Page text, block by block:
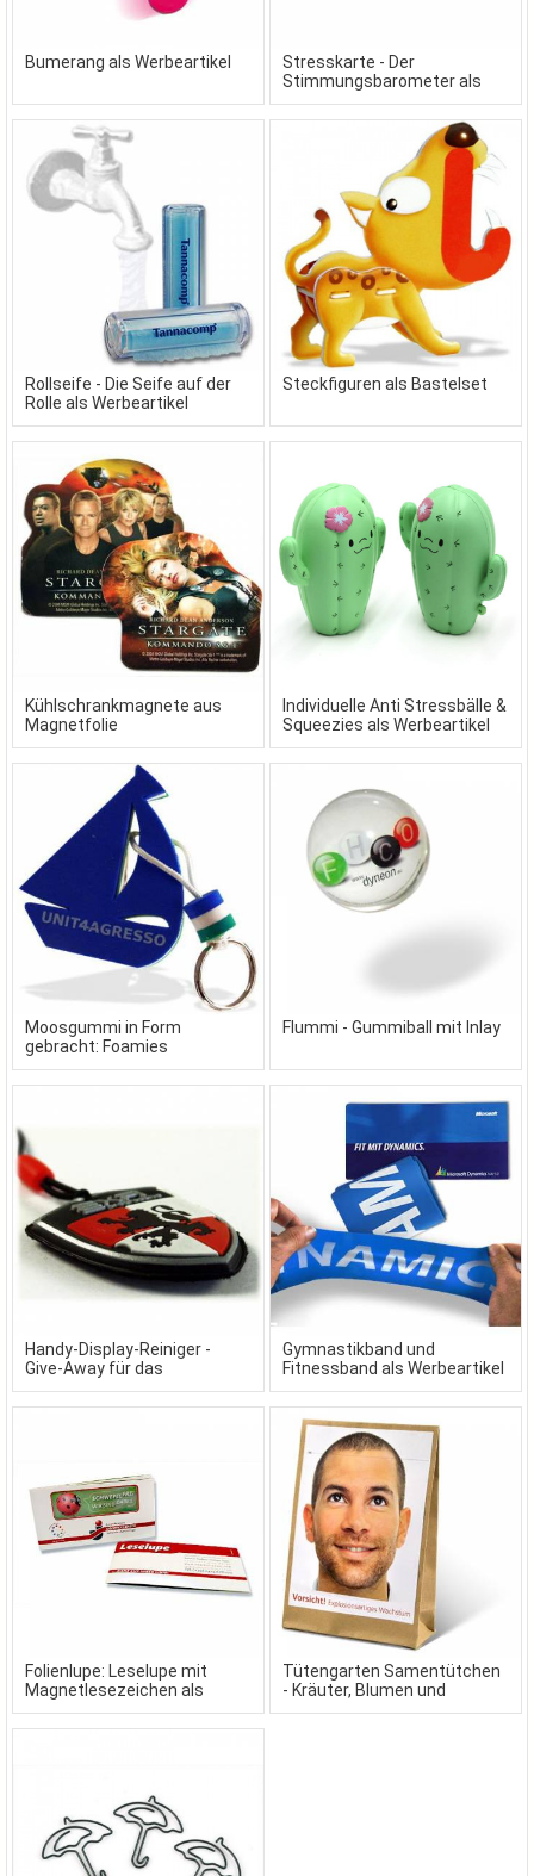
Bumerang als Werbeartikel
Stresskarte - Der
Stimmungsbarometer als
Werbeartikel
Rollseife - Die Seife auf der
Rolle als Werbeartikel
Steckfiguren als Bastelset
Kühlschrankmagnete aus
Magnetfolie
Individuelle Anti Stressbälle &
Squeezies als Werbeartikel
Moosgummi in Form
gebracht: Foamies
Flummi - Gummiball mit Inlay
Handy-Display-Reiniger -
Give-Away für das
Mobiltelefon
Gymnastikband und
Fitnessband als Werbeartikel
Folienlupe: Leselupe mit
Magnetlesezeichen als
Werbeartikel
Tütengarten Samentütchen
- Kräuter, Blumen und
Gemüse aus der Mini-Garten-